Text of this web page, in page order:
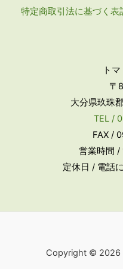
特定商取引法に基づく表
ト
〒
大分県玖珠
TEL /
FAX /
営業時間 /
定休日 / 電話
Copyright © 2026